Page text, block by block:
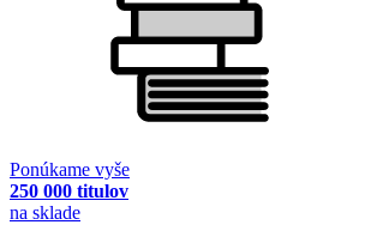
Ponúkame vyše
250 000 titulov
na sklade